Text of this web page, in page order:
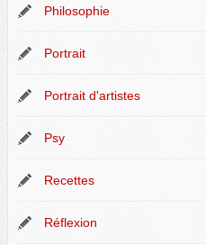
Philosophie
Portrait
Portrait d'artistes
Psy
Recettes
Réflexion